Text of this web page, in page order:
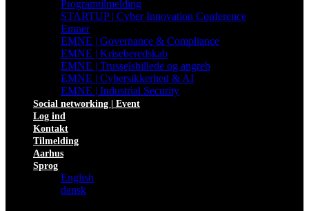
Programtilmelding
STARTUP | Cyber Innovation Conference
Emner
EMNE | Governance & Compliance
EMNE | Kriseberedskab
EMNE | Trusselsbillede og angreb
EMNE | Cybersikkerhed & AI
EMNE | Industrial Security
Social networking | Event
Log ind
Kontakt
Tilmelding
Aarhus
Sprog
English
dansk